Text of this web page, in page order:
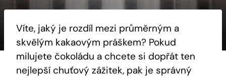
Víte, jaký je rozdíl mezi průměrným a
skvělým kakaovým práškem? Pokud
milujete čokoládu a chcete si dopřát ten
nejlepší chuťový zážitek, pak je správný